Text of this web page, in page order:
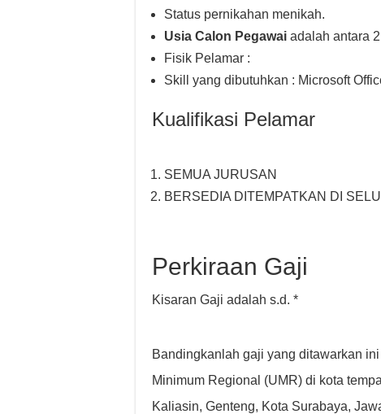
Status pernikahan menikah.
Usia Calon Pegawai adalah antara
Fisik Pelamar :
Skill yang dibutuhkan : Microsoft
Kualifikasi Pelamar
SEMUA JURUSAN
BERSEDIA DITEMPATKAN DI
Perkiraan Gaji
Kisaran Gaji adalah s.d. *
Bandingkanlah gaji yang ditawarkan
Minimum Regional (UMR) di kota
Kaliasin, Genteng, Kota Surabaya,